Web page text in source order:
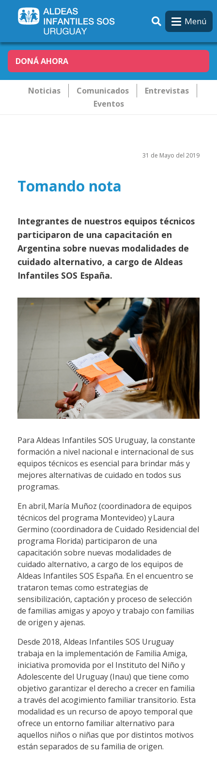
Menú
DONÁ AHORA
Novededades
Noticias Comunicados
Entrevistas
Eventos
31 de Mayo del 2019
Tomando nota
Integrantes de nuestros equipos técnicos
participaron de una capacitación en
Argentina sobre nuevas modalidades de
cuidado alternativo, a cargo de Aldeas
Infantiles SOS España.
Para Aldeas Infantiles SOS Uruguay, la constante
formación a nivel nacional e internacional de sus
equipos técnicos es esencial para brindar más y
mejores alternativas de cuidado en todos sus
programas.
En abril, María Muñoz (coordinadora de equipos
técnicos del programa Montevideo) y Laura
Germino (coordinadora de Cuidado Residencial del
programa Florida) participaron de una
capacitación sobre nuevas modalidades de
cuidado alternativo, a cargo de los equipos de
Aldeas Infantiles SOS España. En el encuentro se
trataron temas como estrategias de
sensibilización, captación y proceso de selección
de familias amigas y apoyo y trabajo con familias
de origen y ajenas.
Desde 2018, Aldeas Infantiles SOS Uruguay
trabaja en la implementación de Familia Amiga,
iniciativa promovida por el Instituto del Niño y
Adolescente del Uruguay (Inau) que tiene como
objetivo garantizar el derecho a crecer en familia
a través del acogimiento familiar transitorio. Esta
modalidad es un recurso de apoyo temporal que
ofrece un entorno familiar alternativo para
aquellos niños o niñas que por distintos motivos
están separados de su familia de origen.